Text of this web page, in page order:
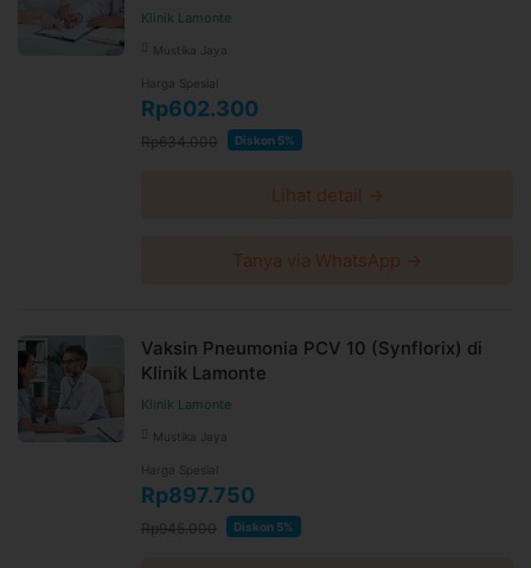
Klinik Lamonte
Mustika Jaya
Harga Spesial
Rp602.300
Rp634.000 Diskon 5%
Lihat detail →
Tanya via WhatsApp →
Vaksin Pneumonia PCV 10 (Synflorix) di
Klinik Lamonte
Klinik Lamonte
Mustika Jaya
Harga Spesial
Rp897.750
Rp945.000 Diskon 5%